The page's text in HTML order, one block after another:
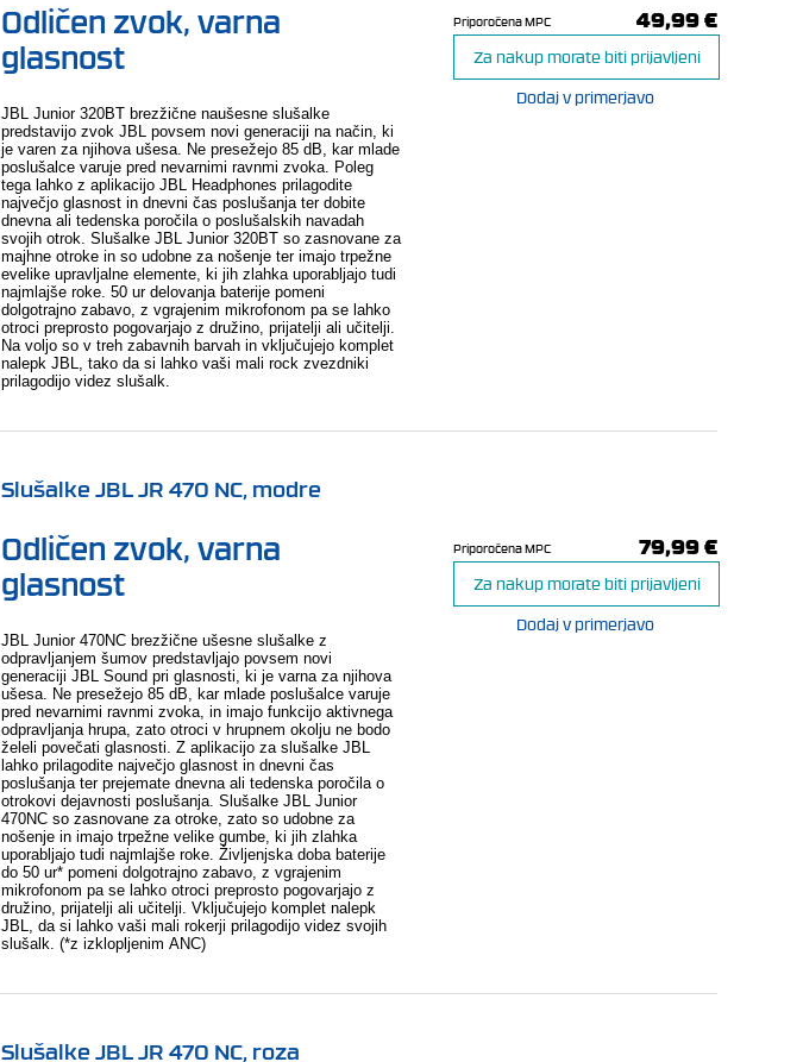
Odličen zvok, varna
glasnost
JBL Junior 320BT brezžične naušesne slušalke
predstavijo zvok JBL povsem novi generaciji na način, ki
je varen za njihova ušesa. Ne presežejo 85 dB, kar mlade
poslušalce varuje pred nevarnimi ravnmi zvoka. Poleg
tega lahko z aplikacijo JBL Headphones prilagodite
največjo glasnost in dnevni čas poslušanja ter dobite
dnevna ali tedenska poročila o poslušalskih navadah
svojih otrok. Slušalke JBL Junior 320BT so zasnovane za
majhne otroke in so udobne za nošenje ter imajo trpežne
evelike upravljalne elemente, ki jih zlahka uporabljajo tudi
najmlajše roke. 50 ur delovanja baterije pomeni
dolgotrajno zabavo, z vgrajenim mikrofonom pa se lahko
otroci preprosto pogovarjajo z družino, prijatelji ali učitelji.
Na voljo so v treh zabavnih barvah in vključujejo komplet
nalepk JBL, tako da si lahko vaši mali rock zvezdniki
prilagodijo videz slušalk.
Priporočena MPC 49,99 €
Za nakup morate biti prijavljeni
Dodaj v primerjavo
Slušalke JBL JR 470 NC, modre
Odličen zvok, varna
glasnost
JBL Junior 470NC brezžične ušesne slušalke z
odpravljanjem šumov predstavljajo povsem novi
generaciji JBL Sound pri glasnosti, ki je varna za njihova
ušesa. Ne presežejo 85 dB, kar mlade poslušalce varuje
pred nevarnimi ravnmi zvoka, in imajo funkcijo aktivnega
odpravljanja hrupa, zato otroci v hrupnem okolju ne bodo
želeli povečati glasnosti. Z aplikacijo za slušalke JBL
lahko prilagodite največjo glasnost in dnevni čas
poslušanja ter prejemate dnevna ali tedenska poročila o
otrokovi dejavnosti poslušanja. Slušalke JBL Junior
470NC so zasnovane za otroke, zato so udobne za
nošenje in imajo trpežne velike gumbe, ki jih zlahka
uporabljajo tudi najmlajše roke. Življenjska doba baterije
do 50 ur* pomeni dolgotrajno zabavo, z vgrajenim
mikrofonom pa se lahko otroci preprosto pogovarjajo z
družino, prijatelji ali učitelji. Vključujejo komplet nalepk
JBL, da si lahko vaši mali rokerji prilagodijo videz svojih
slušalk. (*z izklopljenim ANC)
Priporočena MPC 79,99 €
Za nakup morate biti prijavljeni
Dodaj v primerjavo
Slušalke JBL JR 470 NC, roza